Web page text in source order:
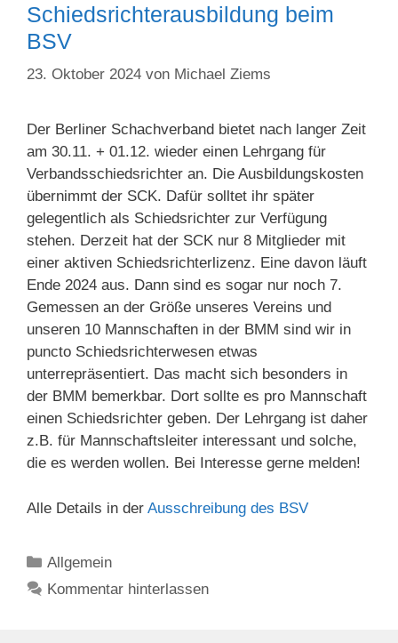
Schiedsrichterausbildung beim
BSV
23. Oktober 2024 von Michael Ziems
Der Berliner Schachverband bietet nach langer Zeit
am 30.11. + 01.12. wieder einen Lehrgang für
Verbandsschiedsrichter an. Die Ausbildungskosten
übernimmt der SCK. Dafür solltet ihr später
gelegentlich als Schiedsrichter zur Verfügung
stehen. Derzeit hat der SCK nur 8 Mitglieder mit
einer aktiven Schiedsrichterlizenz. Eine davon läuft
Ende 2024 aus. Dann sind es sogar nur noch 7.
Gemessen an der Größe unseres Vereins und
unseren 10 Mannschaften in der BMM sind wir in
puncto Schiedsrichterwesen etwas
unterrepräsentiert. Das macht sich besonders in
der BMM bemerkbar. Dort sollte es pro Mannschaft
einen Schiedsrichter geben. Der Lehrgang ist daher
z.B. für Mannschaftsleiter interessant und solche,
die es werden wollen. Bei Interesse gerne melden!
Alle Details in der Ausschreibung des BSV
Kategorien
Allgemein
Kommentar hinterlassen